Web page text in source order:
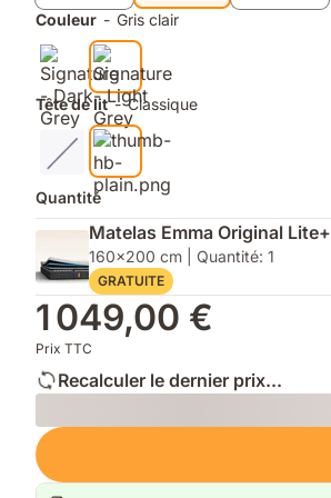
d’ouverture
dans
la
chambre.
élégant
qui
ne
se
démode
jamais.
durables
et
faciles
à
ouvrir.
Couleur - Gris clair
Tête de lit - Classique
Quantité
Matelas Emma Original Lite+
160x200 cm | Quantité: 1
GRATUITE
1 049,00 €
Prix TTC
Recalculer le dernier prix...
Loading